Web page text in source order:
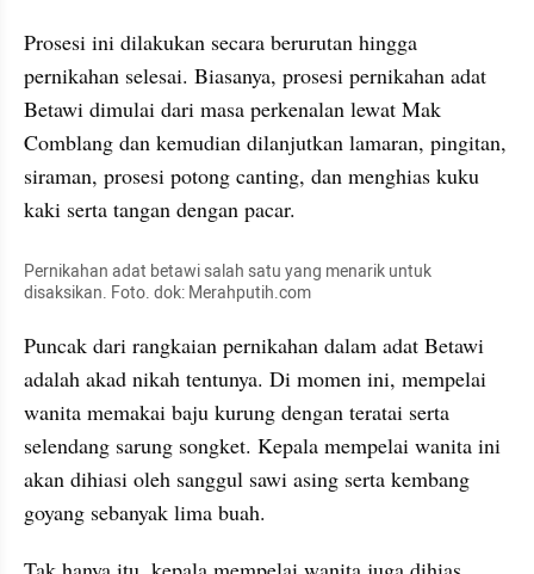
Prosesi ini dilakukan secara berurutan hingga
pernikahan selesai. Biasanya, prosesi pernikahan adat
Betawi dimulai dari masa perkenalan lewat Mak
Comblang dan kemudian dilanjutkan lamaran, pingitan,
siraman, prosesi potong canting, dan menghias kuku
kaki serta tangan dengan pacar.
Pernikahan adat betawi salah satu yang menarik untuk
disaksikan. Foto. dok: Merahputih.com
Puncak dari rangkaian pernikahan dalam adat Betawi
adalah akad nikah tentunya. Di momen ini, mempelai
wanita memakai baju kurung dengan teratai serta
selendang sarung songket. Kepala mempelai wanita ini
akan dihiasi oleh sanggul sawi asing serta kembang
goyang sebanyak lima buah.